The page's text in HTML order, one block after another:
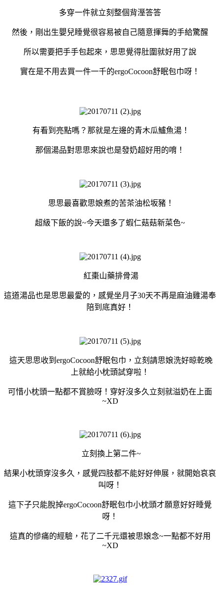
多穿一件就立刻整個背溼答答
然後，剛出生嬰兒睡覺很容易被自己隨意揮舞的手給驚醒
所以需要把手手包起來，思思覺得肚圍就好用了說
實在是不用去買一件一千的ergoCocoon舒眠包巾呀！
有看到亮點嗎？那就是左邊的青木瓜鱸魚湯！
那個湯品對思思來說也是發奶超好用的唷！
思思最喜歡思娘煮的苦茶油松坂豬！
超級下飯的說~今天還多了蝦仁菇菇新菜色~
紅棗山藥排骨湯
這道湯品也是思思最愛的，感覺坐月子30天不再是麻油雞湯奉
陪到底真好！
這天思思收到ergoCocoon舒眠包巾，立刻請思娘洗好晾乾晚
上就給小枕頭試穿啦！
可惜小枕頭一點都不賞臉呀！穿好沒多久立刻就溢奶在上面
~XD
立刻換上第二件~
結果小枕頭穿沒多久，感覺四肢都不能好好伸展，就開始哀哀
叫呀！
這下子只能脫掉ergoCocoon舒眠包巾小枕頭才願意好好睡覺
呀！
這真的慘痛的經驗，花了二千元還被思娘念~一點都不好用
~XD